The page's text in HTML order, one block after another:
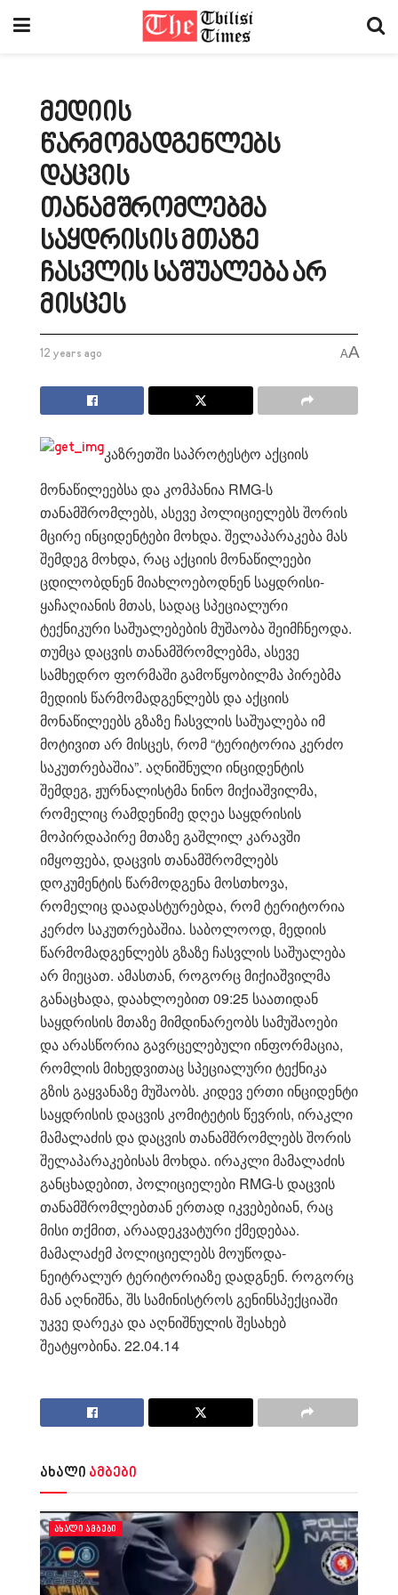
მედიის
წარმომადგენლებს
დაცვის
თანამშრომლებმა
საყდრისის მთაზე
ჩასვლის საშუალება არ
მისცეს
12 years ago AA
კაზრეთში საპროტესტო აქციის
მონაწილეებსა და კომპანია RMG-ს
თანამშრომლებს, ასევე პოლიციელებს შორის
მცირე ინციდენტები მოხდა. შელაპარაკება მას
შემდეგ მოხდა, რაც აქციის მონაწილეები
ცდილობდნენ მიახლოებოდნენ საყდრისი-
ყაჩაღიანის მთას, სადაც სპეციალური
ტექნიკური საშუალებების მუშაობა შეიმჩნეოდა.
თუმცა დაცვის თანამშრომლებმა, ასევე
სამხედრო ფორმაში გამოწყობილმა პირებმა
მედიის წარმომადგენლებს და აქციის
მონაწილეებს გზაზე ჩასვლის საშუალება იმ
მოტივით არ მისცეს, რომ “ტერიტორია კერძო
საკუთრებაშია”. აღნიშნული ინციდენტის
შემდეგ, ჟურნალისტმა ნინო მიქიაშვილმა,
რომელიც რამდენიმე დღეა საყდრისის
მოპირდაპირე მთაზე გაშლილ კარავში
იმყოფება, დაცვის თანამშრომლებს
დოკუმენტის წარმოდგენა მოსთხოვა,
რომელიც დაადასტურებდა, რომ ტერიტორია
კერძო საკუთრებაშია. საბოლოოდ, მედიის
წარმომადგენლებს გზაზე ჩასვლის საშუალება
არ მიეცათ. ამასთან, როგორც მიქიაშვილმა
განაცხადა, დაახლოებით 09:25 საათიდან
საყდრისის მთაზე მიმდინარეობს სამუშაოები
და არასწორია გავრცელებული ინფორმაცია,
რომლის მიხედვითაც სპეციალური ტექნიკა
გზის გაყვანაზე მუშაობს. კიდევ ერთი ინციდენტი
საყდრისის დაცვის კომიტეტის წევრის, ირაკლი
მამალაძის და დაცვის თანამშრომლებს შორის
შელაპარაკებისას მოხდა. ირაკლი მამალაძის
განცხადებით, პოლიციელები RMG-ს დაცვის
თანამშრომლებთან ერთად იკვებებიან, რაც
მისი თქმით, არაადეკვატური ქმედებაა.
მამალაძემ პოლიციელებს მოუწოდა-
ნეიტრალურ ტერიტორიაზე დადგნენ. როგორც
მან აღნიშნა, შს სამინისტროს გენინსპექციაში
უკვე დარეკა და აღნიშნულის შესახებ
შეატყობინა. 22.04.14
ახალი ამბები
ᲐᲮᲐᲚᲘ ᲐᲛᲑᲔᲑᲘ